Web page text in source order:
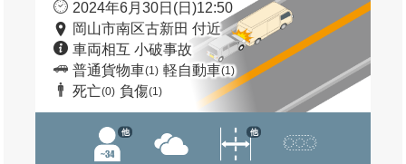
2024年6月30日(日)12:50
岡山市南区古新田 付近
車両相互 小破事故
普通貨物車(1) 軽自動車(1)
死亡(0) 負傷(1)
他 他